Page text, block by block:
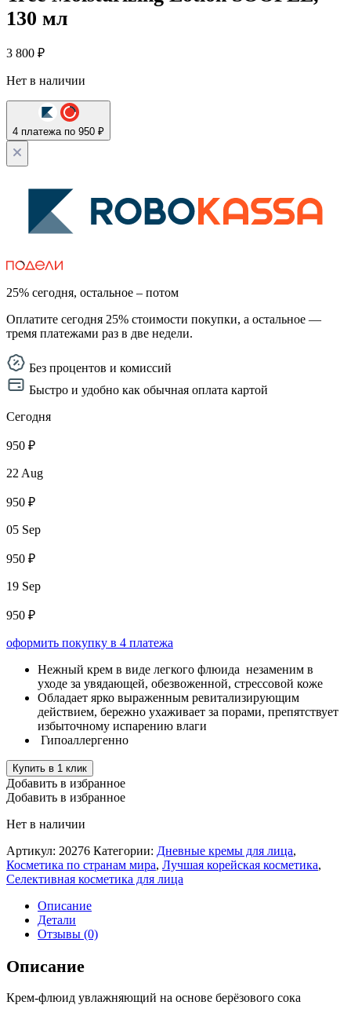
130 мл
3 800 ₽
Нет в наличии
4 платежа по 950 ₽
25% сегодня, остальное – потом
Оплатите сегодня 25% стоимости покупки, а остальное —
тремя платежами раз в две недели.
Без процентов и комиссий
Быстро и удобно как обычная оплата картой
Сегодня
950 ₽
22 Aug
950 ₽
05 Sep
950 ₽
19 Sep
950 ₽
оформить покупку в 4 платежа
Нежный крем в виде легкого флюида незаменим в
уходе за увядающей, обезвоженной, стрессовой коже
Обладает ярко выраженным ревитализирующим
действием, бережно ухаживает за порами, препятствует
избыточному испарению влаги
Гипоаллергенно
Купить в 1 клик
Добавить в избранное
Добавить в избранное
Нет в наличии
Артикул: 20276 Категории: Дневные кремы для лица,
Косметика по странам мира, Лучшая корейская косметика,
Селективная косметика для лица
Описание
Детали
Отзывы (0)
Описание
Крем-флюид увлажняющий на основе берёзового сока